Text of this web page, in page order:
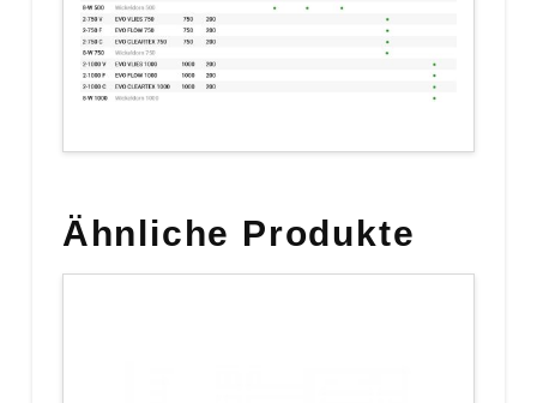
Ähnliche Produkte